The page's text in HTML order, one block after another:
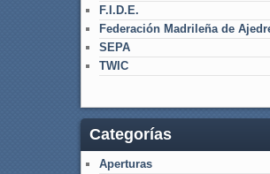
F.I.D.E.
Federación Madrileña de
SEPA
TWIC
Categorías
Aperturas